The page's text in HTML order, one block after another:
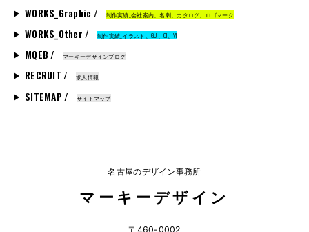
WORKS_Graphic / 制作実績_会社案内、名刺、カタログ、ロゴマーク
WORKS_Other / 制作実績_イラスト、GUI、CI、VI
MQEB / マーキーデザインブログ
RECRUIT / 求人情報
SITEMAP / サイトマップ
名古屋のデザイン事務所
マーキーデザイン
〒460-0002